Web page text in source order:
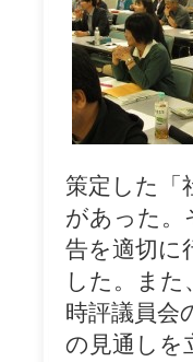
策定した「
があった。
告を適切に
した。また
時評議員会
の見通しを